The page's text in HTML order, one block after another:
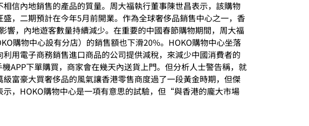
信內地銷售的產品的質量。周大福執行董事陳世昌表示，該購物
，二期預計在今年5月前開業。作為全球奢侈品銷售中心之一，香
，內地遊客數量持續減少。在重要的中國春節購物期間，周大福
購物中心設有分店）的銷售額也下滑20%。HOKO購物中心坐落
用電子商務銷售進口商品的公司提供減稅，來減少中國消費者的
APP下單購買，商家會在幾天內送貨上門。但分析人士警告稱，就
富豪大買奢侈品的風氣讓香港零售商度過了一段黃金時期，但傑
，HOKO購物中心是一項有意思的試驗，但“與香港的龐大市場